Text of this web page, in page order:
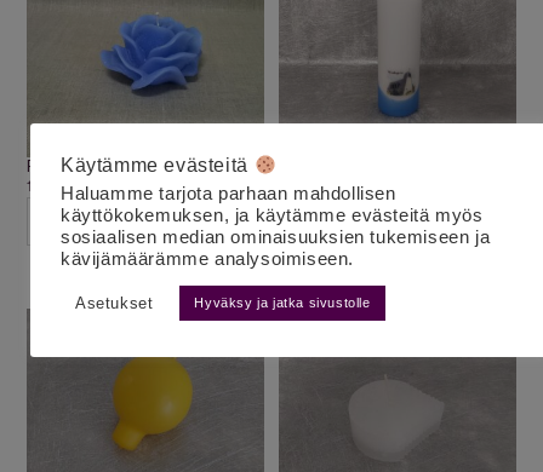
Ruusukynttilä iso sininen
10.00 € alv 25,5%
LISÄÄ OSTOSKORIIN
€alv 25,5%
LISÄÄ OSTOSKORIIN
Käytämme evästeitä
Haluamme tarjota parhaan mahdollisen
käyttökokemuksen, ja käytämme evästeitä myös
sosiaalisen median ominaisuuksien tukemiseen ja
kävijämäärämme analysoimiseen.
Asetukset Hyväksy ja jatka sivustolle